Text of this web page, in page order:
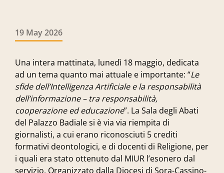
19 May 2026
Una intera mattinata, lunedì 18 maggio, dedicata
ad un tema quanto mai attuale e importante: “Le
sfide dell’Intelligenza Artificiale e la responsabilità
dell’informazione – tra responsabilità,
cooperazione ed educazione”. La Sala degli Abati
del Palazzo Badiale si è via via riempita di
giornalisti, a cui erano riconosciuti 5 crediti
formativi deontologici, e di docenti di Religione, per
i quali era stato ottenuto dal MIUR l’esonero dal
servizio. Organizzato dalla Diocesi di Sora-Cassino-